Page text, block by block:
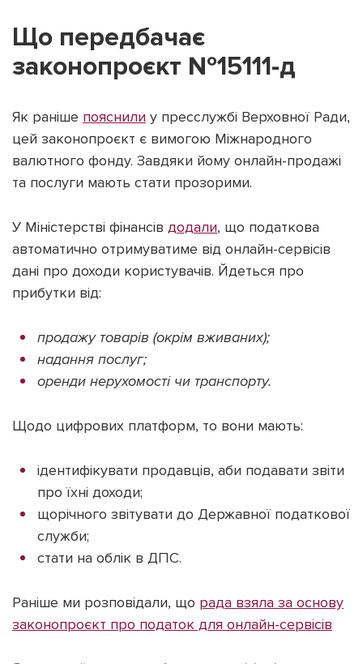
Що передбачає
законопроєкт №15111-д
Як раніше пояснили у пресслужбі Верховної Ради,
цей законопроєкт є вимогою Міжнародного
валютного фонду. Завдяки йому онлайн-продажі
та послуги мають стати прозорими.
У Міністерстві фінансів додали, що податкова
автоматично отримуватиме від онлайн-сервісів
дані про доходи користувачів. Йдеться про
прибутки від:
продажу товарів (окрім вживаних);
надання послуг;
оренди нерухомості чи транспорту.
Щодо цифрових платформ, то вони мають:
ідентифікувати продавців, аби подавати звіти
про їхні доходи;
щорічного звітувати до Державної податкової
служби;
стати на облік в ДПС.
Раніше ми розповідали, що рада взяла за основу
законопроєкт про податок для онлайн-сервісів